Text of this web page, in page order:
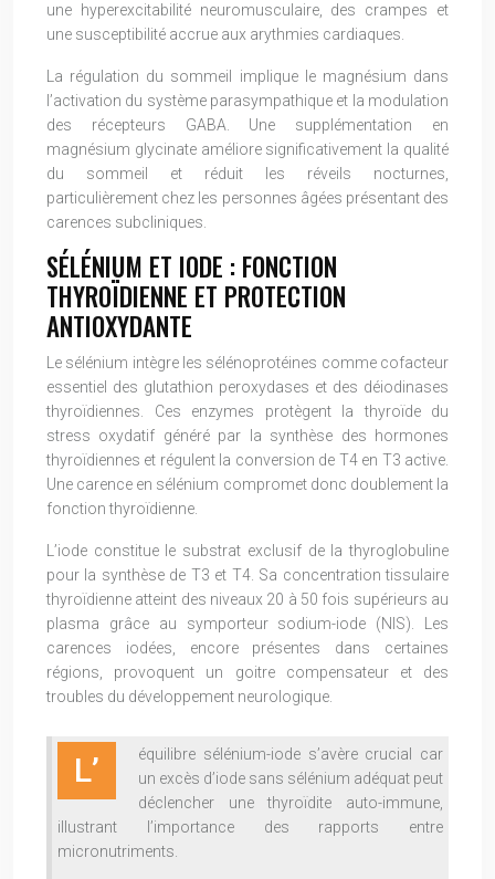
une hyperexcitabilité neuromusculaire, des crampes et
une susceptibilité accrue aux arythmies cardiaques.
La régulation du sommeil implique le magnésium dans
l’activation du système parasympathique et la modulation
des récepteurs GABA. Une supplémentation en
magnésium glycinate améliore significativement la qualité
du sommeil et réduit les réveils nocturnes,
particulièrement chez les personnes âgées présentant des
carences subcliniques.
SÉLÉNIUM ET IODE : FONCTION
THYROÏDIENNE ET PROTECTION
ANTIOXYDANTE
Le sélénium intègre les sélénoprotéines comme cofacteur
essentiel des glutathion peroxydases et des déiodinases
thyroïdiennes. Ces enzymes protègent la thyroïde du
stress oxydatif généré par la synthèse des hormones
thyroïdiennes et régulent la conversion de T4 en T3 active.
Une carence en sélénium compromet donc doublement la
fonction thyroïdienne.
L’iode constitue le substrat exclusif de la thyroglobuline
pour la synthèse de T3 et T4. Sa concentration tissulaire
thyroïdienne atteint des niveaux 20 à 50 fois supérieurs au
plasma grâce au symporteur sodium-iode (NIS). Les
carences iodées, encore présentes dans certaines
régions, provoquent un goitre compensateur et des
troubles du développement neurologique.
L’
équilibre sélénium-iode s’avère crucial car
un excès d’iode sans sélénium adéquat peut
déclencher une thyroïdite auto-immune,
illustrant l’importance des rapports entre
micronutriments.